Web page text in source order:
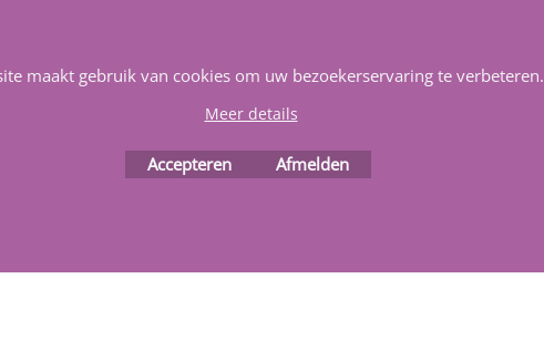
ShopFactory webwinkel
software.
maakt gebruik van cookies om uw bezoekerservaring te verbeteren.
Meer details
Accepteren Afmelden